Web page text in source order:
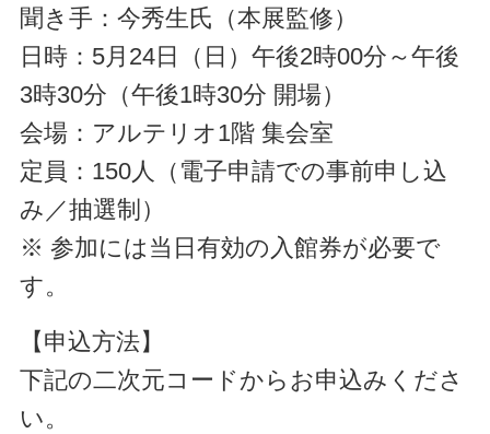
聞き手：今秀生氏（本展監修）
日時：5月24日（日）午後2時00分～午後
3時30分（午後1時30分 開場）
会場：アルテリオ1階 集会室
定員：150人（電子申請での事前申し込
み／抽選制）
※ 参加には当日有効の入館券が必要で
す。
【申込方法】
下記の二次元コードからお申込みくださ
い。